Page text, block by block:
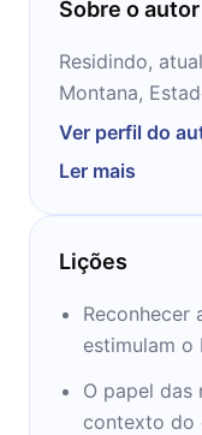
Sobre o autor
Residindo,
Montana,
Petersen é
jornalista e
cultura para o
Ver perfil do
Ler mais
Lições
Reconhecer
estimulam o
O papel das
contexto do